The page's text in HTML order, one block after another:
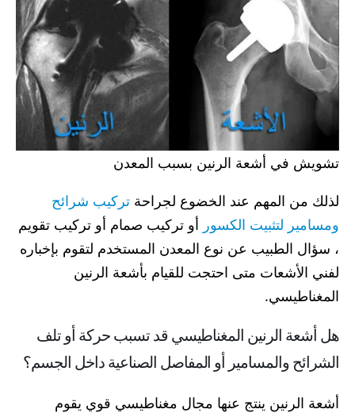
تشويش في أشعة الرنين بسبب المعدن
لذلك من المهم عند الخضوع لجراحة تركيب شرائح
ومسامير لتثبيت الكسور أو تركيب صمام أو تركيب تقويم
، سؤال الطبيب عن نوع المعدن المستخدم لتقوم بإخباره
لفني الأشعات متى احتجت للقيام بأشعة الرنين
المغناطيسي.
هل أشعة الرنين المغناطيسي قد تسبب حركة أو تلف
الشرائح والمسامير أو المفاصل الصناعية داخل الجسم؟
أشعة الرنين ينتج عنها مجال مغناطيسي قوي يقوم